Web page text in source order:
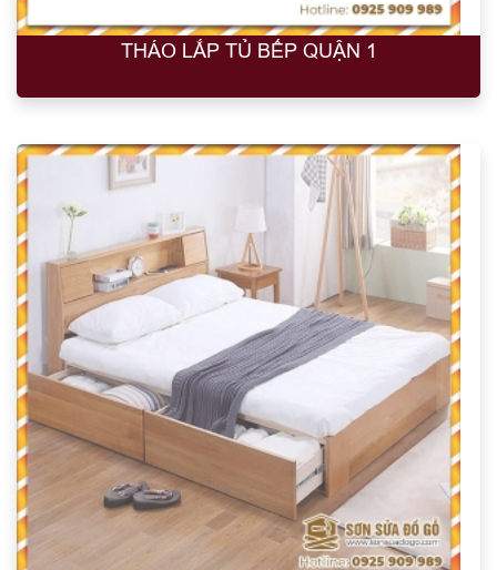
THÁO LẮP TỦ BẾP QUẬN 1